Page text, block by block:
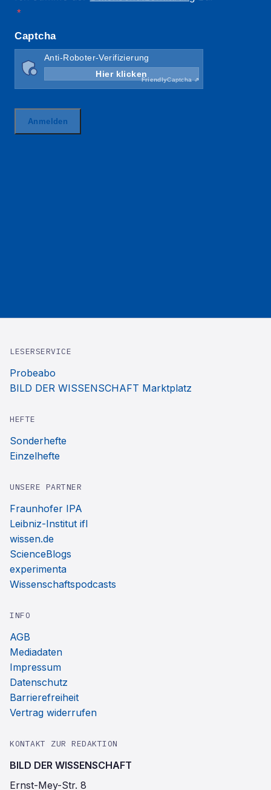
LESERSERVICE
Probeabo
BILD DER WISSENSCHAFT Marktplatz
HEFTE
Sonderhefte
Einzelhefte
UNSERE PARTNER
Fraunhofer IPA
Leibniz-Institut ifl
wissen.de
ScienceBlogs
experimenta
Wissenschaftspodcasts
INFO
AGB
Mediadaten
Impressum
Datenschutz
Barrierefreiheit
Vertrag widerrufen
KONTAKT ZUR REDAKTION
BILD DER WISSENSCHAFT
Ernst-Mey-Str. 8